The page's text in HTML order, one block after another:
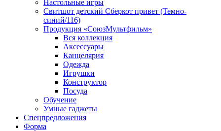
Настольные игры
Свитшот детский Сберкот привет (Темно-
синий/116)
Продукция «СоюзМультфильм»
Вся коллекция
Аксессуары
Канцелярия
Одежда
Игрушки
Конструктор
Посуда
Обучение
Умные гаджеты
Спецпредложения
Форма